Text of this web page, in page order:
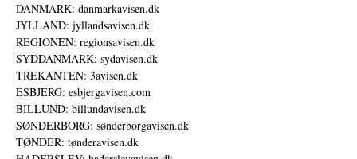
DANMARK: danmarkavisen.dk
JYLLAND: jyllandsavisen.dk
REGIONEN: regionsavisen.dk
SYDDANMARK: sydavisen.dk
TREKANTEN: 3avisen.dk
ESBJERG: esbjergavisen.com
BILLUND: billundavisen.dk
SØNDERBORG: sønderborgavisen.dk
TØNDER: tønderavisen.dk